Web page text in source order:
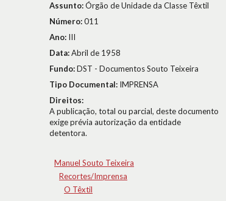
Assunto:Órgão de Unidade da Classe Têxtil
Número:011
Ano: III
Data:Abril de 1958
Fundo:DST - Documentos Souto Teixeira
Tipo Documental: IMPRENSA
Direitos:
A publicação, total ou parcial, deste documento
exige prévia autorização da entidade
detentora.
Manuel Souto Teixeira
Recortes/Imprensa
O Têxtil